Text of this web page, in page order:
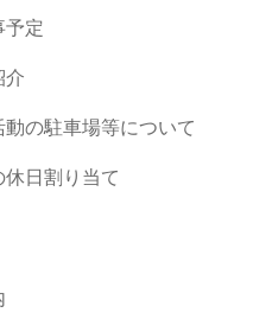
予定
介
動の駐車場等について
日割り当て